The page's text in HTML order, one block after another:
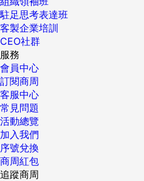
駐足思考表達班
客製企業培訓
CEO社群
服務
會員中心
訂閱商周
客服中心
常見問題
活動總覽
加入我們
序號兌換
商周紅包
追蹤商周